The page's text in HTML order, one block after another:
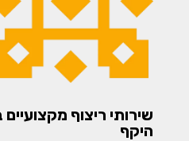
שירותי ריצוף
היקף